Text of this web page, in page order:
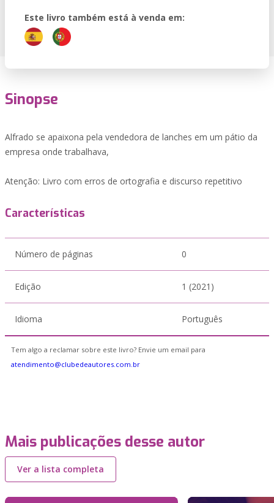
Este livro também está à venda em:
Sinopse
Alfrado se apaixona pela vendedora de lanches em um pátio da
empresa onde trabalhava,
Atenção: Livro com erros de ortografia e discurso repetitivo
Características
Número de páginas 0
Edição 1 (2021)
Idioma Português
Tem algo a reclamar sobre este livro? Envie um email para
atendimento@clubedeautores.com.br
Mais publicações desse autor
Ver a lista completa